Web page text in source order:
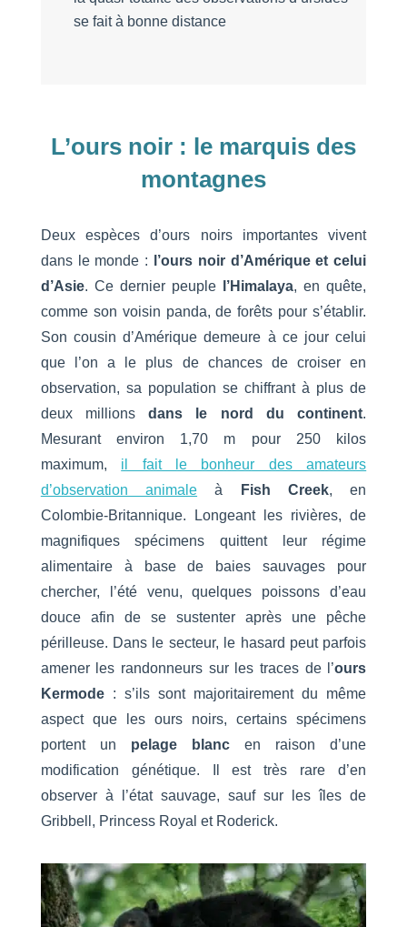
se fait à bonne distance
L’ours noir : le marquis des
montagnes
Deux espèces d’ours noirs importantes vivent
dans le monde :
l’ours noir d’Amérique et celui
d’Asie. Ce dernier peuple l’Himalaya, en quête,
comme son voisin panda, de forêts pour s’établir.
Son cousin d’Amérique demeure à ce jour celui
que l’on a le plus de chances de croiser en
observation, sa population se chiffrant à plus de
deux millions
dans le nord du continent.
Mesurant environ 1,70 m pour 250 kilos
maximum,
il fait le bonheur des amateurs
d’observation animale
à Fish Creek, en
Colombie-Britannique. Longeant les rivières, de
magnifiques spécimens quittent leur régime
alimentaire à base de baies sauvages pour
chercher, l’été venu, quelques poissons d’eau
douce afin de se sustenter après une pêche
périlleuse. Dans le secteur, le hasard peut parfois
amener les randonneurs sur les traces de l’ours
Kermode: s’ils sont majoritairement du même
aspect que les ours noirs, certains spécimens
portent un
pelage blanc
en raison d’une
modification génétique. Il est très rare d’en
observer à l’état sauvage, sauf sur les îles de
Gribbell, Princess Royal et Roderick.